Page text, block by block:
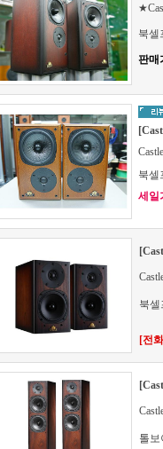
북셀
판매
북셀
세일
북셀
[전
톨보